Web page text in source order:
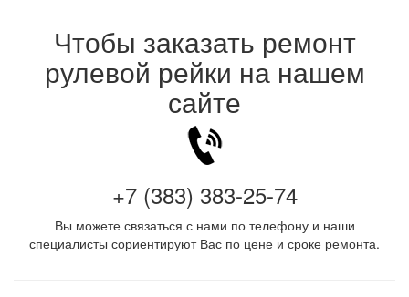
Чтобы заказать ремонт
рулевой рейки на нашем
сайте
+7 (383) 383-25-74
Вы можете связаться с нами по телефону и наши
специалисты сориентируют Вас по цене и сроке ремонта.